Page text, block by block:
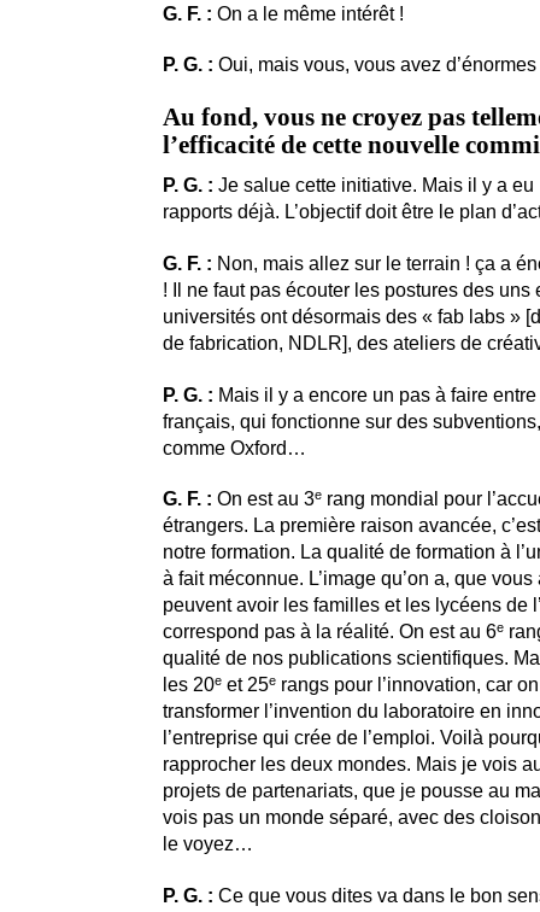
G. F. : On a le même intérêt !
P. G. : Oui, mais vous, vous avez
Au fond, vous ne croyez pas
l’efficacité de cette nouvelle
P. G. : Je salue cette initiative. Mais il y a eu
rapports déjà. L’objectif doit être le plan
G. F. : Non, mais allez sur le terrain ! ça a
! Il ne faut pas écouter les postures des uns
universités ont désormais des « fab labs »
de fabrication, NDLR], des ateliers de
P. G. : Mais il y a encore un pas à faire
français, qui fonctionne sur des
comme Oxford…
G. F. : On est au 3erang mondial pour
étrangers. La première raison avancée,
notre formation. La qualité de formation à
à fait méconnue. L’image qu’on a, que
peuvent avoir les familles et les lycéens de
correspond pas à la réalité. On est au 6e
qualité de nos publications scientifiques.
les 20eet 25erangs pour l’innovation, car
transformer l’invention du laboratoire en
l’entreprise qui crée de l’emploi. Voilà
rapprocher les deux mondes. Mais je vois
projets de partenariats, que je pousse au
vois pas un monde séparé, avec des
le voyez…
P. G. : Ce que vous dites va dans le bon